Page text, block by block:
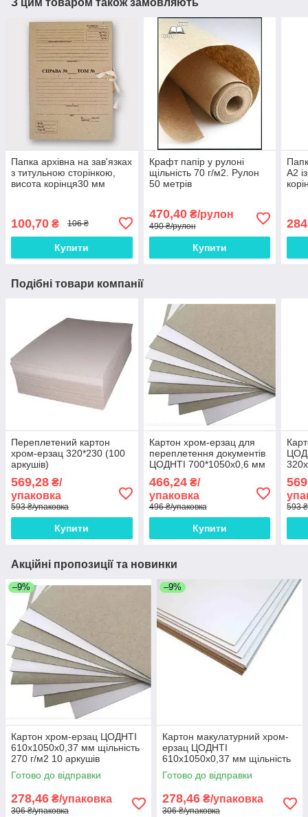
З цим товаром також замовляють
Папка архівна на зав'язках
з титульною сторінкою,
висота корінця30 мм
100,70 ₴ 106 ₴
Купити
Крафт папір у рулоні
щільність 70 г/м2. Рулон
50 метрів
470,40₴/рулон
490 ₴/рулон
Купити
А2
Подібні товари компанії
Переплетений картон
хром-ерзац 320*230 (100
аркушів)
569,28 ₴/
упаковка
593 ₴/упаковка
Купити
Картон хром-ерзац для
переплетення документів
ЦОДНТІ 700*1050x0,6 мм
щільність 420 г/м2 15
аркушів
466,24₴/
упаковка
496 ₴/упаковка
Купити
593
Акційні пропозиції та новинки
–9%
Картон хром-ерзац ЦОДНТІ
610x1050x0,37 мм щільність
270 г/м2 10 аркушів
Готово до відправки
278,46 ₴/упаковка
306 ₴/упаковка
–9%
Картон макулатурний хром-
ерзац ЦОДНТІ
610x1050x0,37 мм щільність
270 г/м2 10 аркушів
Готово до відправки
278,46 ₴/упаковка
306 ₴/упаковка